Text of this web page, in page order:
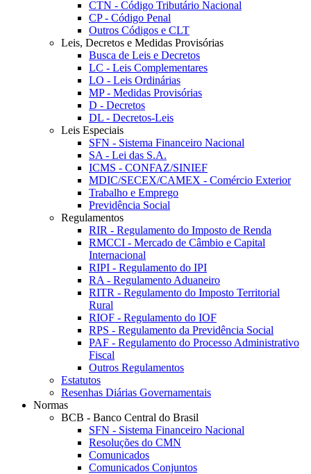
CTN - Código Tributário Nacional
CP - Código Penal
Outros Códigos e CLT
Leis, Decretos e Medidas Provisórias
Busca de Leis e Decretos
LC - Leis Complementares
LO - Leis Ordinárias
MP - Medidas Provisórias
D - Decretos
DL - Decretos-Leis
Leis Especiais
SFN - Sistema Financeiro Nacional
SA - Lei das S.A.
ICMS - CONFAZ/SINIEF
MDIC/SECEX/CAMEX - Comércio Exterior
Trabalho e Emprego
Previdência Social
Regulamentos
RIR - Regulamento do Imposto de Renda
RMCCI - Mercado de Câmbio e Capital
Internacional
RIPI - Regulamento do IPI
RA - Regulamento Aduaneiro
RITR - Regulamento do Imposto Territorial
Rural
RIOF - Regulamento do IOF
RPS - Regulamento da Previdência Social
PAF - Regulamento do Processo Administrativo
Fiscal
Outros Regulamentos
Estatutos
Resenhas Diárias Governamentais
Normas
BCB - Banco Central do Brasil
SFN - Sistema Financeiro Nacional
Resoluções do CMN
Comunicados
Comunicados Conjuntos